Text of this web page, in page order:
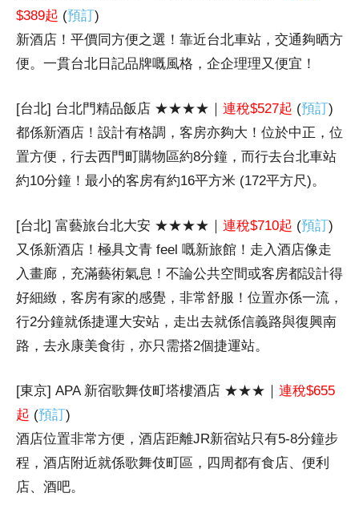
$389起 (預訂)
新酒店！平價同方便之選！靠近台北車站，交通夠晒方
便。一貫台北日記品牌嘅風格，企企理理又便宜！
[台北] 台北門精品飯店 ★★★★｜ 連稅$527起 (預訂)
都係新酒店！設計有格調，客房亦夠大！位於中正，位
置方便，行去西門町購物區約8分鐘，而行去台北車站
約10分鐘！最小的客房有約16平方米 (172平方尺)。
[台北] 富藝旅台北大安 ★★★★｜ 連稅$710起 (預訂)
又係新酒店！極具文青 feel 嘅新旅館！走入酒店像走
入畫廊，充滿藝術氣息！不論公共空間或客房都設計得
好細緻，客房有家的感覺，非常舒服！位置亦係一流，
行2分鐘就係捷運大安站，走出去就係信義路與復興南
路，去永康美食街，亦只需搭2個捷運站。
[東京] APA 新宿歌舞伎町塔樓酒店 ★★★｜ 連稅$655
起 (預訂)
酒店位置非常方便，酒店距離JR新宿站只有5-8分鐘步
程，酒店附近就係歌舞伎町區，四周都有食店、便利
店、酒吧。